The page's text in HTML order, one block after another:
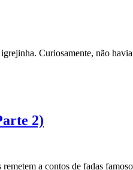
Curiosamente, não
2)
a contos de fadas